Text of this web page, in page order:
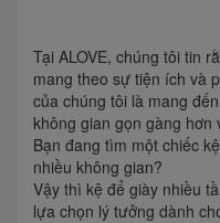
Tại ALOVE, chúng tôi tin
mang theo sự tiện ích và
của chúng tôi là mang
không gian gọn gàng
Bạn đang tìm một chiếc
nhiều không gian?
Vậy thì kệ để giày nhiều
lựa chọn lý tưởng dành